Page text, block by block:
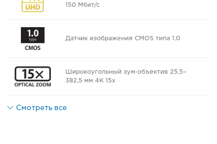
150 Мбит/с
Датчик изображения CMOS типа 1.0
Широкоугольный зум-объектив 25,5–
382,5 мм 4K 15x
Смотреть все